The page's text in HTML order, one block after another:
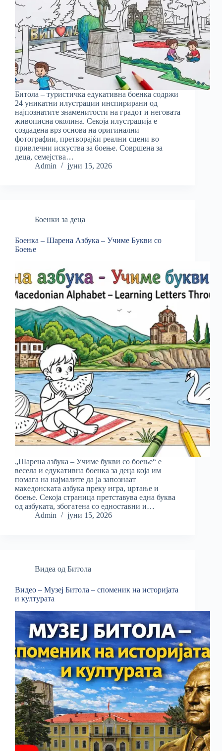
Битола – туристичка едукативна боенка содржи
24 уникатни илустрации инспирирани од
најпознатите знаменитости на градот и неговата
живописна околина. Секоја илустрација е
создадена врз основа на оригинални
фотографии, претворајќи реални сцени во
привлечни искуства за боење. Совршена за
деца, семејства…
Admin
јуни 15, 2026
Боенки за деца
Боенка – Шарена Азбука – Учиме Букви со
Боење
„Шарена азбука – Учиме букви со боење“ е
весела и едукативна боенка за деца која им
помага на најмалите да ја запознаат
македонската азбука преку игра, цртање и
боење. Секоја страница претставува една буква
од азбуката, збогатена со едноставни и…
Admin
јуни 15, 2026
Видеа од Битола
Видео – Музеј Битола – споменик на историјата
и културата